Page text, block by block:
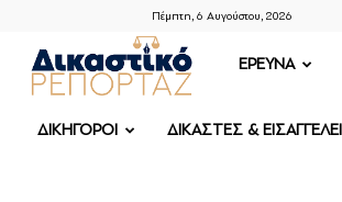
Πέμπτη, 6 Αυγούστου, 2026
ΔΙΚΑΣΤΙΚΟ
ΡΕΠΟΡΤΑΖ
ΕΡΕΥΝΑ
ΔΙΚΗΓΟΡΟΙ ΔΙΚΑΣΤΕΣ &